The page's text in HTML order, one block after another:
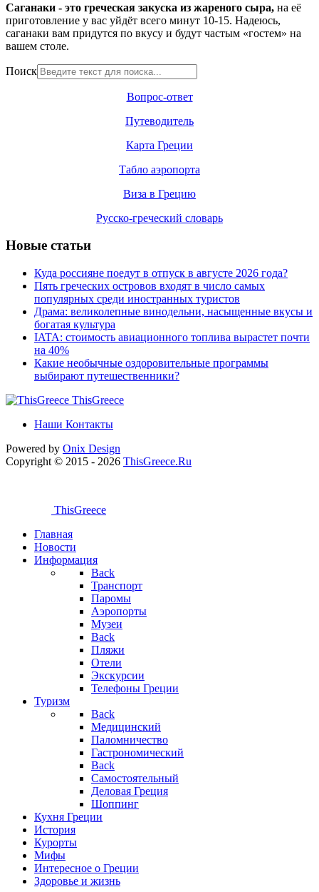
Саганаки - это греческая закуска из жареного сыра, на её
приготовление у вас уйдёт всего минут 10-15. Надеюсь,
саганаки вам придутся по вкусу и будут частым «гостем» на
вашем столе.
Поиск
Вопрос-ответ
Путеводитель
Карта Греции
Табло аэропорта
Виза в Грецию
Русско-греческий словарь
Новые статьи
Куда россияне поедут в отпуск в августе 2026 года?
Пять греческих островов входят в число самых
популярных среди иностранных туристов
Драма: великолепные винодельни, насыщенные вкусы и
богатая культура
IATA: стоимость авиационного топлива вырастет почти
на 40%
Какие необычные оздоровительные программы
выбирают путешественники?
ThisGreece
Наши Контакты
Powered by Onix Design
Copyright © 2015 - 2026 ThisGreece.Ru
ThisGreece
Главная
Новости
Информация
Back
Транспорт
Паромы
Аэропорты
Музеи
Back
Пляжи
Отели
Экскурсии
Телефоны Греции
Туризм
Back
Медицинский
Паломничество
Гастрономический
Back
Самостоятельный
Деловая Греция
Шоппинг
Кухня Греции
История
Курорты
Мифы
Интересное о Греции
Здоровье и жизнь